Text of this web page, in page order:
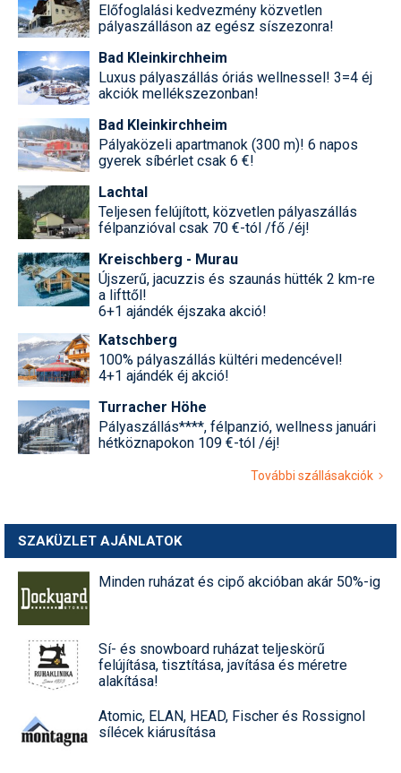
Előfoglalási kedvezmény közvetlen
pályaszálláson az egész síszezonra!
Bad Kleinkirchheim
Luxus pályaszállás óriás wellnessel! 3=4 éj
akciók mellékszezonban!
Bad Kleinkirchheim
Pályaközeli apartmanok (300 m)! 6 napos
gyerek síbérlet csak 6 €!
Lachtal
Teljesen felújított, közvetlen pályaszállás
félpanzióval csak 70 €-tól /fő /éj!
Kreischberg - Murau
Újszerű, jacuzzis és szaunás hütték 2 km-re
a lifttől!
6+1 ajándék éjszaka akció!
Katschberg
100% pályaszállás kültéri medencével!
4+1 ajándék éj akció!
Turracher Höhe
Pályaszállás****, félpanzió, wellness januári
hétköznapokon 109 €-tól /éj!
További szállásakciók
SZAKÜZLET AJÁNLATOK
Minden ruházat és cipő akcióban akár 50%-ig
Sí- és snowboard ruházat teljeskörű
felújítása, tisztítása, javítása és méretre
alakítása!
Atomic, ELAN, HEAD, Fischer és Rossignol
sílécek kiárusítása